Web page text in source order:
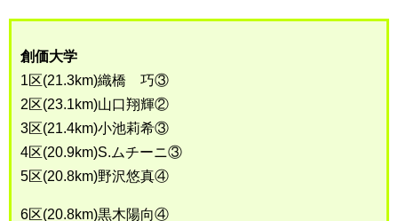
創価大学
1区(21.3km)織橋 巧③
2区(23.1km)山口翔輝②
3区(21.4km)小池莉希③
4区(20.9km)S.ムチーニ③
5区(20.8km)野沢悠真④
6区(20.8km)黒木陽向④